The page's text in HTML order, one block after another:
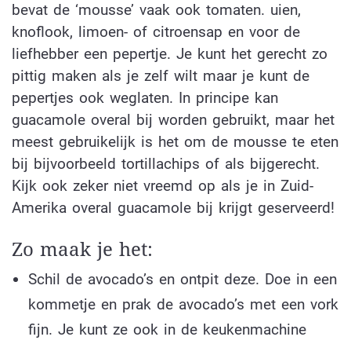
bevat de ‘mousse’ vaak ook tomaten. uien,
knoflook, limoen- of citroensap en voor de
liefhebber een pepertje. Je kunt het gerecht zo
pittig maken als je zelf wilt maar je kunt de
pepertjes ook weglaten. In principe kan
guacamole overal bij worden gebruikt, maar het
meest gebruikelijk is het om de mousse te eten
bij bijvoorbeeld tortillachips of als bijgerecht.
Kijk ook zeker niet vreemd op als je in Zuid-
Amerika overal guacamole bij krijgt geserveerd!
Zo maak je het:
Schil de avocado’s en ontpit deze. Doe in een
kommetje en prak de avocado’s met een vork
fijn. Je kunt ze ook in de keukenmachine